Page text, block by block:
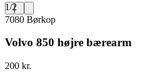
1/2
7080 Børkop
Volvo 850 højre bærearm
200 kr.